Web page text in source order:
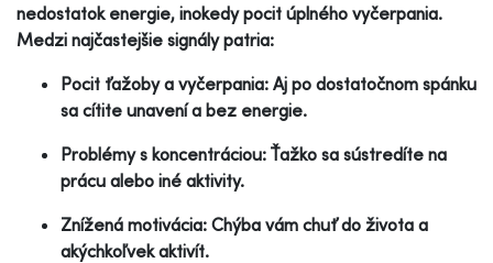
nedostatok energie, inokedy pocit úplného vyčerpania.
Medzi najčastejšie signály patria:
Pocit ťažoby a vyčerpania: Aj po dostatočnom spánku
sa cítite unavení a bez energie.
Problémy s koncentráciou: Ťažko sa sústredíte na
prácu alebo iné aktivity.
Znížená motivácia: Chýba vám chuť do života a
akýchkoľvek aktivít.